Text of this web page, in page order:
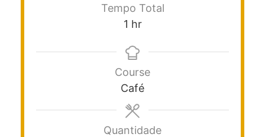
Tempo Total
1 hr
Course
Café
Quantidade